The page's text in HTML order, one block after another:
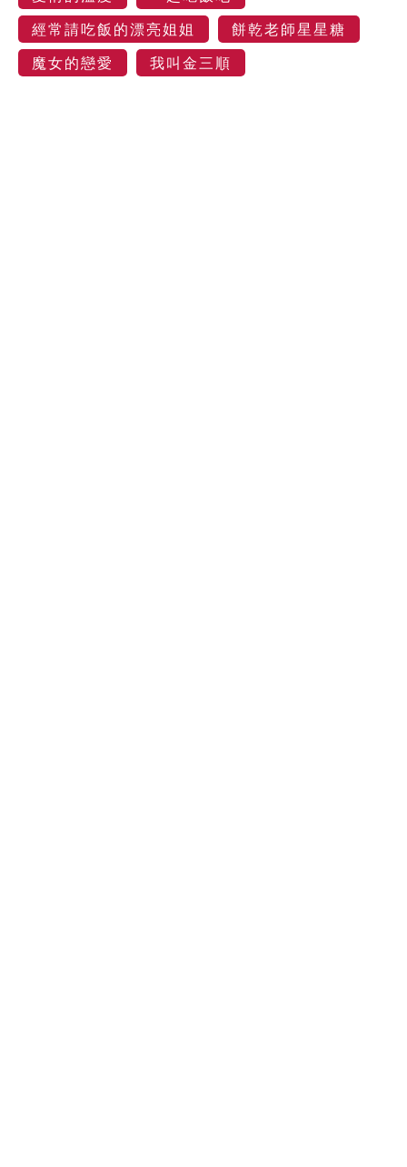
經常請吃飯的漂亮姐姐
餅乾老師星星糖
魔女的戀愛
我叫金三順